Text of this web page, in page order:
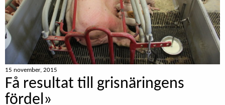
15 november, 2015
Få resultat till grisnäringens
fördel»